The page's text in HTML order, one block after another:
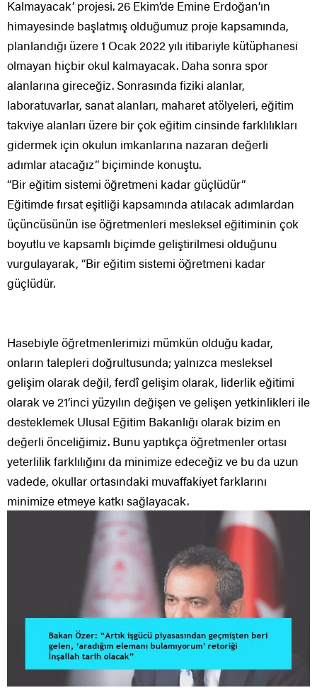
Kalmayacak’ projesi. 26 Ekim’de Emine Erdoğan’ın
himayesinde başlatmış olduğumuz proje kapsamında,
planlandığı üzere 1 Ocak 2022 yılı itibariyle kütüphanesi
olmayan hiçbir okul kalmayacak. Daha sonra spor
alanlarına gireceğiz. Sonrasında fiziki alanlar,
laboratuvarlar, sanat alanları, maharet atölyeleri, eğitim
takviye alanları üzere bir çok eğitim cinsinde farklılıkları
gidermek için okulun imkanlarına nazaran değerli
adımlar atacağız” biçiminde konuştu.
“Bir eğitim sistemi öğretmeni kadar güçlüdür”
Eğitimde fırsat eşitliği kapsamında atılacak adımlardan
üçüncüsünün ise öğretmenleri mesleksel eğitiminin çok
boyutlu ve kapsamlı biçimde geliştirilmesi olduğunu
vurgulayarak, “Bir eğitim sistemi öğretmeni kadar
güçlüdür.
Hasebiyle öğretmenlerimizi mümkün olduğu kadar,
onların talepleri doğrultusunda; yalnızca mesleksel
gelişim olarak değil, ferdî gelişim olarak, liderlik eğitimi
olarak ve 21’inci yüzyılın değişen ve gelişen yetkinlikleri ile
desteklemek Ulusal Eğitim Bakanlığı olarak bizim en
değerli önceliğimiz. Bunu yaptıkça öğretmenler ortası
yeterlilik farklılığını da minimize edeceğiz ve bu da uzun
vadede, okullar ortasındaki muvaffakiyet farklarını
minimize etmeye katkı sağlayacak.